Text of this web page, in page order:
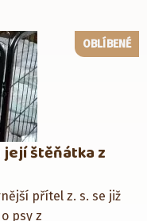
OBLÍBENÉ
její štěňátka z
přítel z. s. se již
psy z